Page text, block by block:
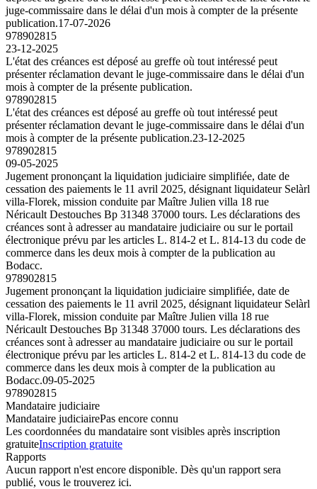
juge-commissaire dans le délai d'un mois à compter de la présente
publication.17-07-2026
978902815
23-12-2025
L'état des créances est déposé au greffe où tout intéressé peut
présenter réclamation devant le juge-commissaire dans le délai d'un
mois à compter de la présente publication.
978902815
L'état des créances est déposé au greffe où tout intéressé peut
présenter réclamation devant le juge-commissaire dans le délai d'un
mois à compter de la présente publication.23-12-2025
978902815
09-05-2025
Jugement prononçant la liquidation judiciaire simplifiée, date de
cessation des paiements le 11 avril 2025, désignant liquidateur Selàrl
villa-Florek, mission conduite par Maître Julien villa 18 rue
Néricault Destouches Bp 31348 37000 tours. Les déclarations des
créances sont à adresser au mandataire judiciaire ou sur le portail
électronique prévu par les articles L. 814-2 et L. 814-13 du code de
commerce dans les deux mois à compter de la publication au
Bodacc.
978902815
Jugement prononçant la liquidation judiciaire simplifiée, date de
cessation des paiements le 11 avril 2025, désignant liquidateur Selàrl
villa-Florek, mission conduite par Maître Julien villa 18 rue
Néricault Destouches Bp 31348 37000 tours. Les déclarations des
créances sont à adresser au mandataire judiciaire ou sur le portail
électronique prévu par les articles L. 814-2 et L. 814-13 du code de
commerce dans les deux mois à compter de la publication au
Bodacc.09-05-2025
978902815
Mandataire judiciaire
Mandataire judiciairePas encore connu
Les coordonnées du mandataire sont visibles après inscription
gratuiteInscription gratuite
Rapports
Aucun rapport n'est encore disponible. Dès qu'un rapport sera
publié, vous le trouverez ici.